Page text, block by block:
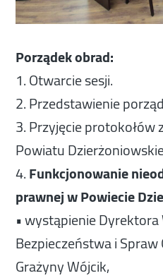
Porządek obrad:
1. Otwarcie sesji.
2. Przedstawienie
3. Przyjęcie protokołów
Powiatu
4.Funkcjonowanie
prawnej w Powiecie
• wystąpienie Dyrektora
Bezpieczeństwa i
Grażyny Wójcik,